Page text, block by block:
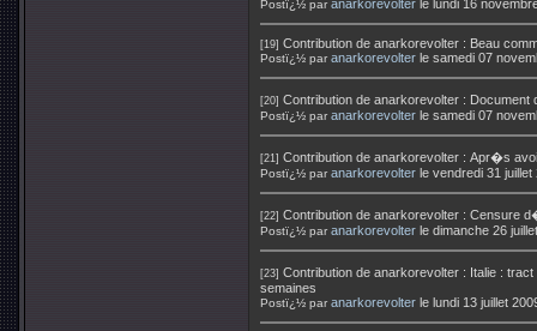
Postï¿½ par anarkorevolter le lundi 16
[19] Contribution de anarkorevolter : Beau
Postï¿½ par anarkorevolter le samedi 07
[20] Contribution de anarkorevolter : Document
Postï¿½ par anarkorevolter le samedi 07
[21] Contribution de anarkorevolter : Apr�s
Postï¿½ par anarkorevolter le vendredi 31
[22] Contribution de anarkorevolter : Censure
Postï¿½ par anarkorevolter le dimanche 26
[23] Contribution de anarkorevolter : Italie :
semaines
Postï¿½ par anarkorevolter le lundi 13 juillet